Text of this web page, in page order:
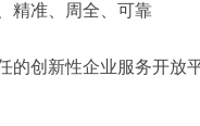
精准、周全、可靠
的创新性企业服务开放